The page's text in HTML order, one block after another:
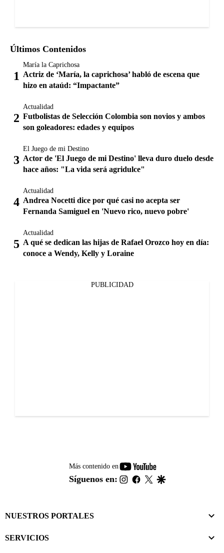
Últimos Contenidos
María la Caprichosa
Actriz de ‘María, la caprichosa’ habló de escena que
hizo en ataúd: “Impactante”
Actualidad
Futbolistas de Selección Colombia son novios y ambos
son goleadores: edades y equipos
El Juego de mi Destino
Actor de 'El Juego de mi Destino' lleva duro duelo desde
hace años: "La vida será agridulce"
Actualidad
Andrea Nocetti dice por qué casi no acepta ser
Fernanda Samiguel en 'Nuevo rico, nuevo pobre'
Actualidad
A qué se dedican las hijas de Rafael Orozco hoy en día:
conoce a Wendy, Kelly y Loraine
PUBLICIDAD
Más contenido en
youtube-
footer
Síguenos en: instagram
facebook
twitter
NUESTROS PORTALES
SERVICIOS